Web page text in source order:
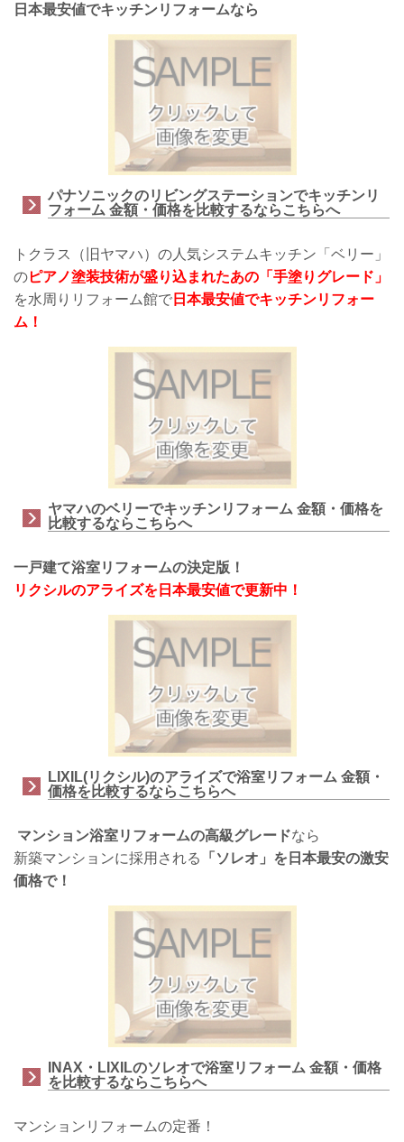
日本最安値でキッチンリフォームなら
パナソニックのリビングステーションでキッチンリ
フォーム 金額・価格を比較するならこちらへ
トクラス（旧ヤマハ）の人気システムキッチン「ベリー」
のピアノ塗装技術が盛り込まれたあの「手塗りグレード」
を水周りリフォーム館で 日本最安値でキッチンリフォー
ム！
ヤマハのベリーでキッチンリフォーム 金額・価格を
比較するならこちらへ
一戸建て浴室リフォームの決定版！
リクシルのアライズを日本最安値で更新中！
LIXIL(リクシル)のアライズで浴室リフォーム 金額・
価格を比較するならこちらへ
マンション浴室リフォームの高級グレードなら
新築マンションに採用される
「ソレオ」を日本最安の激安
価格で！
INAX・LIXILのソレオで浴室リフォーム 金額・価格
を比較するならこちらへ
マンションリフォームの定番！